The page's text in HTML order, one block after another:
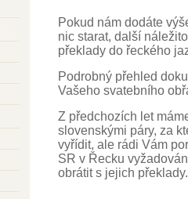
Pokud nám dodáte
nic starat, další
překlady do řeckého
Podrobný přehled
Vašeho svatebního
Z předchozích let
slovenskými páry, za
vyřídit, ale rádi Vám
SR v Řecku
obrátit s jejich překlady.